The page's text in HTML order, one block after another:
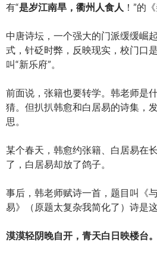
有“是岁江南旱，衢州人食人 ！”的
中唐诗坛，一个强大的门派缓缓崛
式，针砭时弊，反映现实，校门口
叫“新乐府”。
前面说，张籍也要转学。韩老师是
猜。但扒扒韩愈和白居易的诗集，
思。
某个春天，韩愈约张籍、白居易在
了，白居易却放了鸽子。
事后，韩老师赋诗一首，题目叫《
易》（原题太复杂我简化了）诗是
漠漠轻阴晚自开，青天白日映楼台。